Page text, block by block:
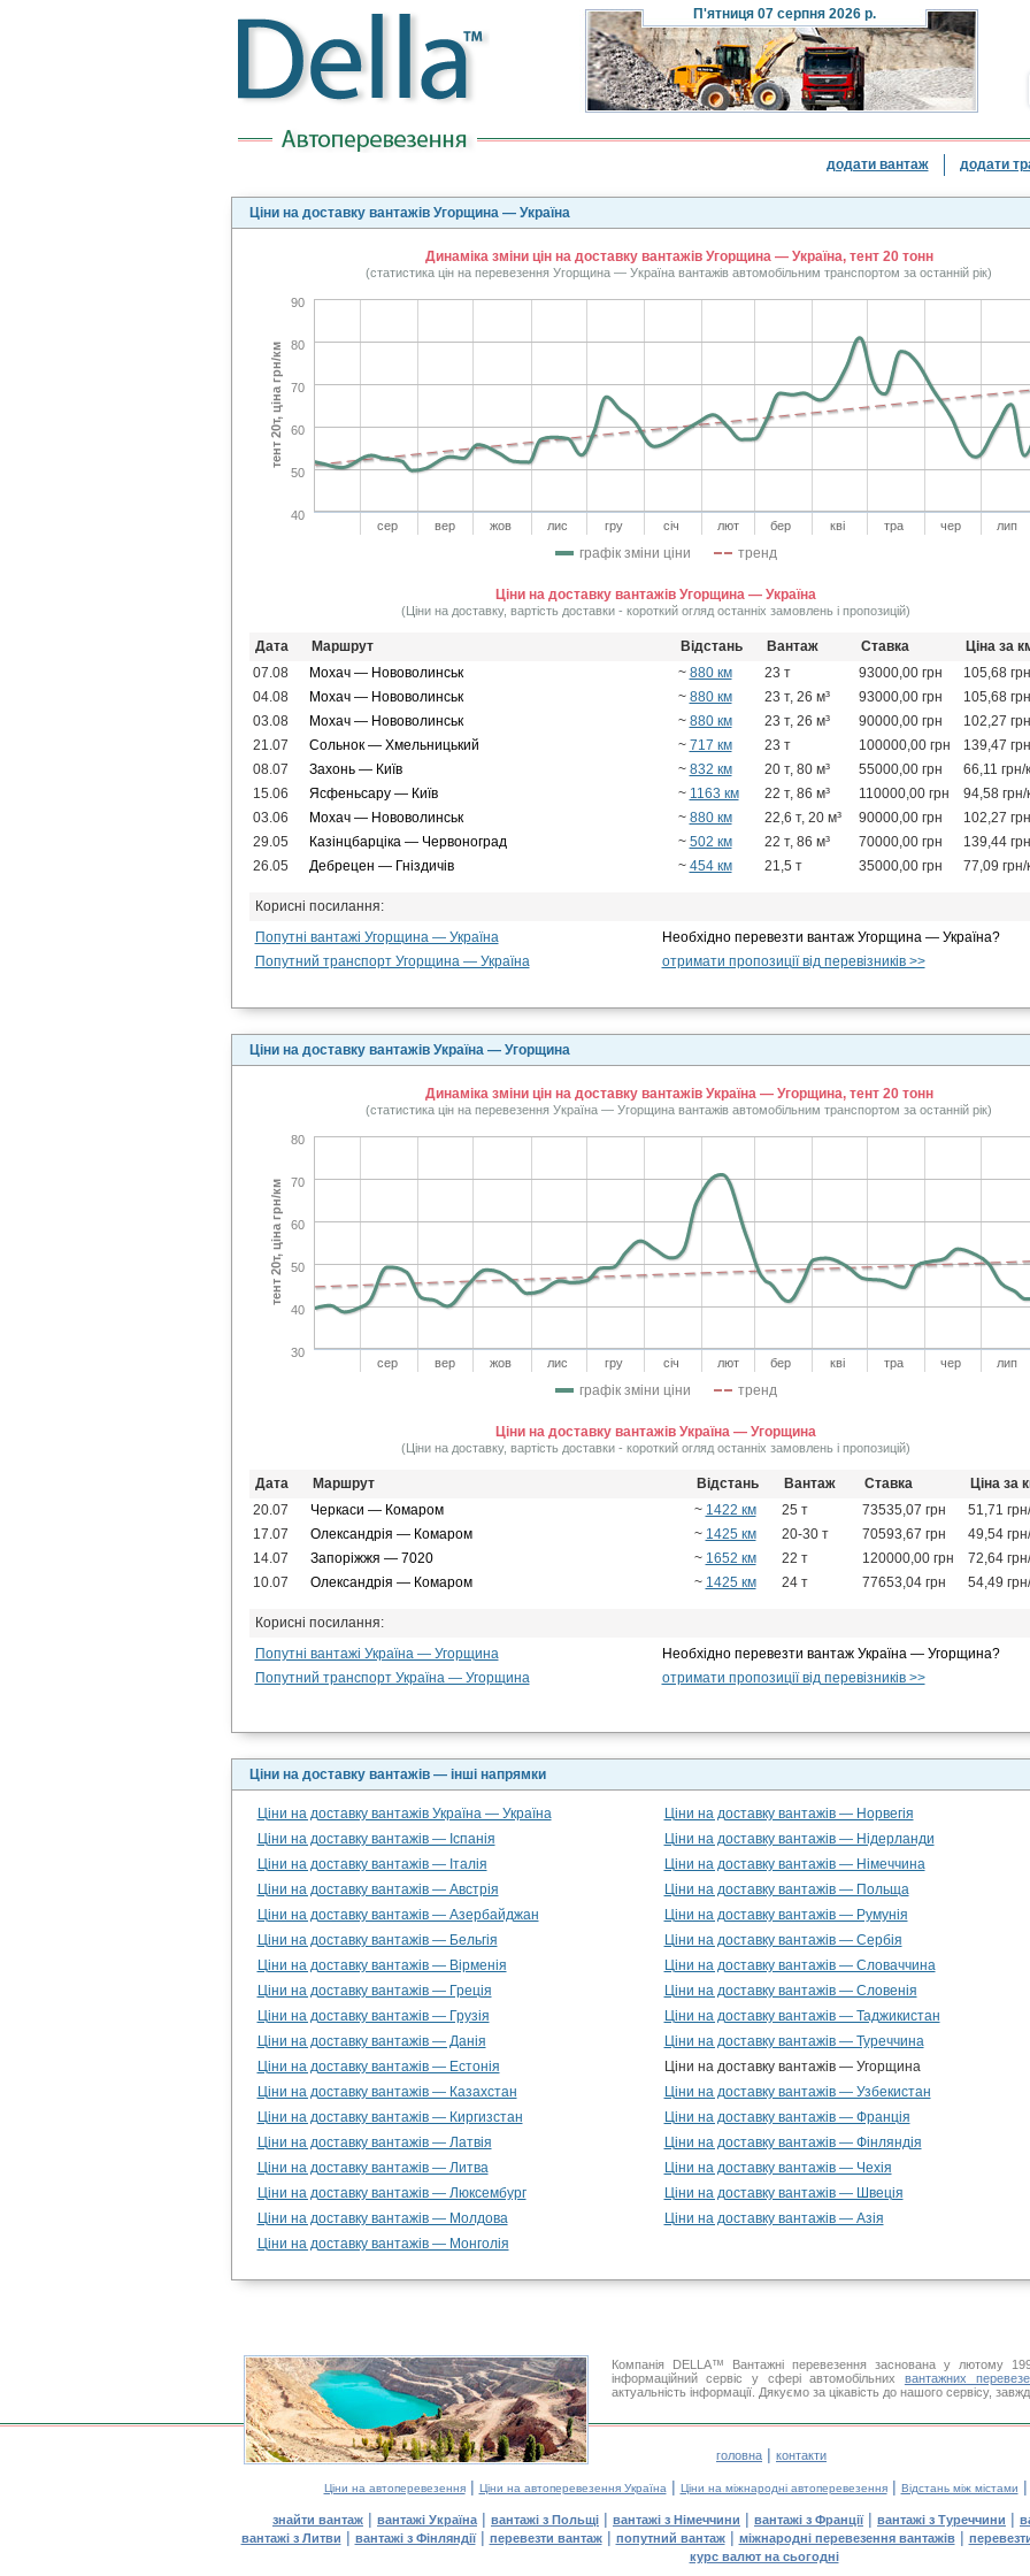
П'ятниця07 серпня 2026 р.
додати вантаж додати
Ціни на доставку вантажів Угорщина — Україна
Динаміка зміни цін на доставку вантажів Угорщина — Україна, тент 20 тонн
(статистика цін на перевезення Угорщина — Україна вантажів автомобільним транспортом за останній рік)
графік зміни ціни тренд
сер вер жов лис гру січ лют бер кві тра чер лип
40
50
60
70
80
90
тент 20т, ціна грн/км
Ціни на доставку вантажів Угорщина — Україна
(Ціни на доставку, вартість доставки - короткий огляд останніх замовлень і пропозицій)
Дата Маршрут Відстань Вантаж Ставка
Ціна за
07.08
Мохач — Нововолинськ ~ 880 км 23 т 93000,00 грн
105,68
04.08
Мохач — Нововолинськ ~ 880 км 23 т, 26 м³ 93000,00 грн
105,68
03.08
Мохач — Нововолинськ ~ 880 км 23 т, 26 м³ 90000,00 грн
102,27
21.07
Сольнок — Хмельницький ~ 717 км 23 т 100000,00 грн
139,47
08.07
Захонь — Київ ~ 832 км 20 т, 80 м³ 55000,00 грн
66,11 грн/
15.06
Ясфеньсару — Київ ~ 1163 км 22 т, 86 м³ 110000,00 грн
94,58 грн/
03.06
Мохач — Нововолинськ ~ 880 км 22,6 т, 20 м³ 90000,00 грн
102,27
29.05
Казінцбарціка — Червоноград ~ 502 км 22 т, 86 м³ 70000,00 грн
139,44
26.05
Дебрецен — Гніздичів ~ 454 км 21,5 т 35000,00 грн 77,09 грн/
Корисні посилання:
Попутні вантажі Угорщина — Україна
Необхідно перевезти вантаж Угорщина — Україна?
Попутний транспорт Угорщина — Україна
отримати пропозиції від перевізників >>
Ціни на доставку вантажів Україна — Угорщина
Динаміка зміни цін на доставку вантажів Україна — Угорщина, тент 20 тонн
(статистика цін на перевезення Україна — Угорщина вантажів автомобільним транспортом за останній рік)
графік зміни ціни тренд
сер вер жов лис гру січ лют бер кві тра чер лип
30
40
50
60
70
80
тент 20т, ціна грн/км
Ціни на доставку вантажів Україна — Угорщина
(Ціни на доставку, вартість доставки - короткий огляд останніх замовлень і пропозицій)
Дата Маршрут Відстань Вантаж Ставка
Ціна за
20.07
Черкаси — Комаром ~ 1422 км 25 т 73535,07 грн
51,71
17.07
Олександрія — Комаром ~ 1425 км 20-30 т 70593,67 грн
49,54
14.07
Запоріжжя — 7020 ~ 1652 км 22 т 120000,00 грн
72,64
10.07
Олександрія — Комаром ~ 1425 км 24 т 77653,04 грн 54,49
Корисні посилання:
Попутні вантажі Україна — Угорщина
Необхідно перевезти вантаж Україна — Угорщина?
Попутний транспорт Україна — Угорщина
отримати пропозиції від перевізників >>
Ціни на доставку вантажів — інші напрямки
Ціни на доставку вантажів Україна — Україна
Ціни на доставку вантажів — Норвегія
Ціни на доставку вантажів — Іспанія
Ціни на доставку вантажів — Нідерланди
Ціни на доставку вантажів — Італія
Ціни на доставку вантажів — Німеччина
Ціни на доставку вантажів — Австрія
Ціни на доставку вантажів — Польща
Ціни на доставку вантажів — Азербайджан
Ціни на доставку вантажів — Румунія
Ціни на доставку вантажів — Бельгія
Ціни на доставку вантажів — Сербія
Ціни на доставку вантажів — Вірменія
Ціни на доставку вантажів — Словаччина
Ціни на доставку вантажів — Греція
Ціни на доставку вантажів — Словенія
Ціни на доставку вантажів — Грузія
Ціни на доставку вантажів — Таджикистан
Ціни на доставку вантажів — Данія
Ціни на доставку вантажів — Туреччина
Ціни на доставку вантажів — Естонія
Ціни на доставку вантажів — Угорщина
Ціни на доставку вантажів — Казахстан
Ціни на доставку вантажів — Узбекистан
Ціни на доставку вантажів — Киргизстан
Ціни на доставку вантажів — Франція
Ціни на доставку вантажів — Латвія
Ціни на доставку вантажів — Фінляндія
Ціни на доставку вантажів — Литва
Ціни на доставку вантажів — Чехія
Ціни на доставку вантажів — Люксембург
Ціни на доставку вантажів — Швеція
Ціни на доставку вантажів — Молдова
Ціни на доставку вантажів — Азія
Ціни на доставку вантажів — Монголія
Компанія DELLA™ Вантажні перевезення заснована у лютому
інформаційний сервіс у сфері автомобільних вантажних
актуальність інформації. Дякуємо за цікавість до нашого сервісу,
головна | контакти
Ціни на автоперевезення| Ціни на автоперевезення Україна | Ціни на міжнародні автоперевезення| Відстань між містами |
знайти вантаж | вантажі Україна | вантажі з Польщі | вантажі з Німеччини | вантажі з Франції| вантажі з Туреччини |
вантажі з Литви | вантажі з Фінляндії| перевезти вантаж| попутний вантаж| міжнародні перевезення вантажів|
курс валют на сьогодні